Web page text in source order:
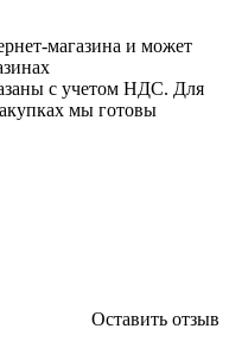
магазина и может
с учетом НДС. Для
мы готовы
Оставить отзыв